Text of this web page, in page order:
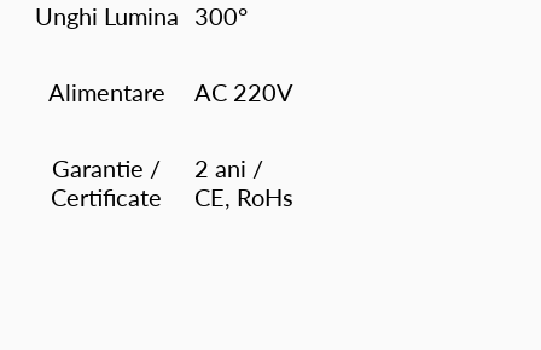
Unghi Lumina 300°
Alimentare AC 220V
Garantie /
Certificate
2 ani /
CE, RoHs